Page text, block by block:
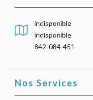
indisponible
indisponible
842-084-451
Nos Services